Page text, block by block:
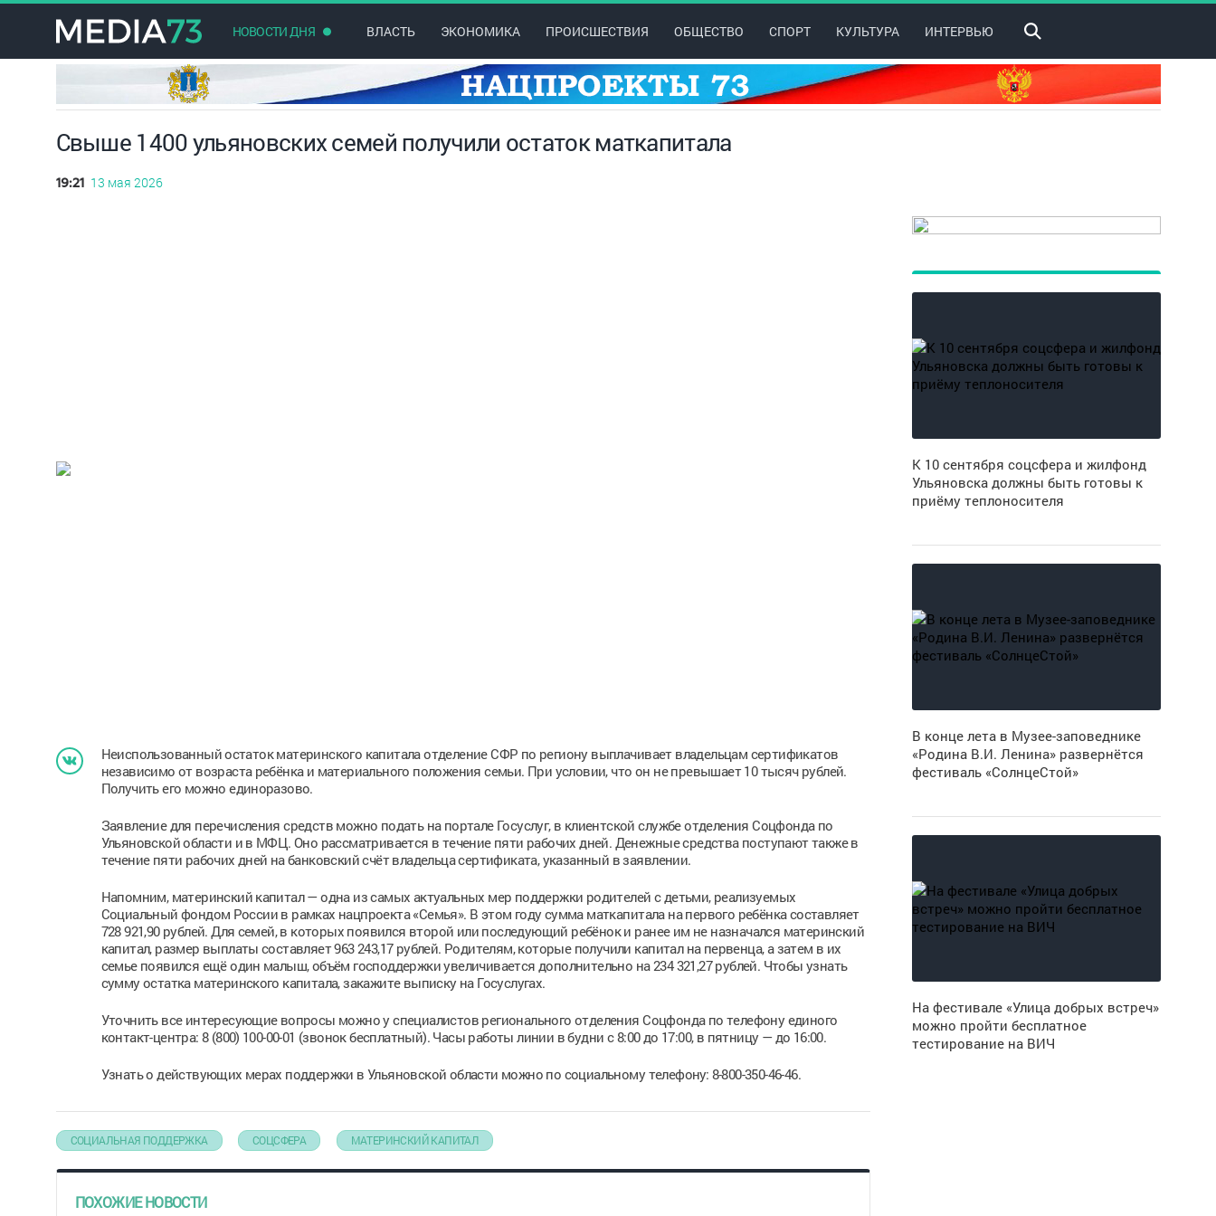
НОВОСТИ ДНЯ ВЛАСТЬ ЭКОНОМИКА ПРОИСШЕСТВИЯ ОБЩЕСТВО СПОРТ КУЛЬТУРА ИНТЕРВЬЮ
Свыше 1400 ульяновских семей получили остаток маткапитала
19:21 13 мая 2026
Неиспользованный остаток материнского капитала отделение СФР по региону выплачивает владельцам сертификатов
независимо от возраста ребёнка и материального положения семьи. При условии, что он не превышает 10 тысяч рублей.
Получить его можно единоразово.
Заявление для перечисления средств можно подать на портале Госуслуг, в клиентской службе отделения Соцфонда по
Ульяновской области и в МФЦ. Оно рассматривается в течение пяти рабочих дней. Денежные средства поступают также в
течение пяти рабочих дней на банковский счёт владельца сертификата, указанный в заявлении.
Напомним, материнский капитал — одна из самых актуальных мер поддержки родителей с детьми, реализуемых
Социальный фондом России в рамках нацпроекта «Семья». В этом году сумма маткапитала на первого ребёнка составляет
728 921,90 рублей. Для семей, в которых появился второй или последующий ребёнок и ранее им не назначался материнский
капитал, размер выплаты составляет 963 243,17 рублей. Родителям, которые получили капитал на первенца, а затем в их
семье появился ещё один малыш, объём господдержки увеличивается дополнительно на 234 321,27 рублей. Чтобы узнать
сумму остатка материнского капитала, закажите выписку на Госуслугах.
Уточнить все интересующие вопросы можно у специалистов регионального отделения Соцфонда по телефону единого
контакт-центра: 8 (800) 100-00-01 (звонок бесплатный). Часы работы линии в будни с 8:00 до 17:00, в пятницу — до 16:00.
Узнать о действующих мерах поддержки в Ульяновской области можно по социальному телефону: 8-800-350-46-46.
СОЦИАЛЬНАЯ ПОДДЕРЖКА СОЦСФЕРА МАТЕРИНСКИЙ КАПИТАЛ
ПОХОЖИЕ НОВОСТИ
К 10 сентября соцсфера и жилфонд
Ульяновска должны быть готовы к
приёму теплоносителя
В конце лета в Музее-заповеднике
«Родина В.И. Ленина» развернётся
фестиваль «СолнцеСтой»
На фестивале «Улица добрых встреч»
можно пройти бесплатное
тестирование на ВИЧ